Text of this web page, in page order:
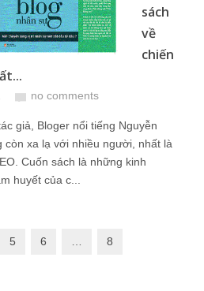
sách
về
chiến
no comments
giả, Bloger nổi tiếng Nguyễn
còn xa lạ với nhiều người, nhất là
Cuốn sách là những kinh
huyết của c...
5 6 8